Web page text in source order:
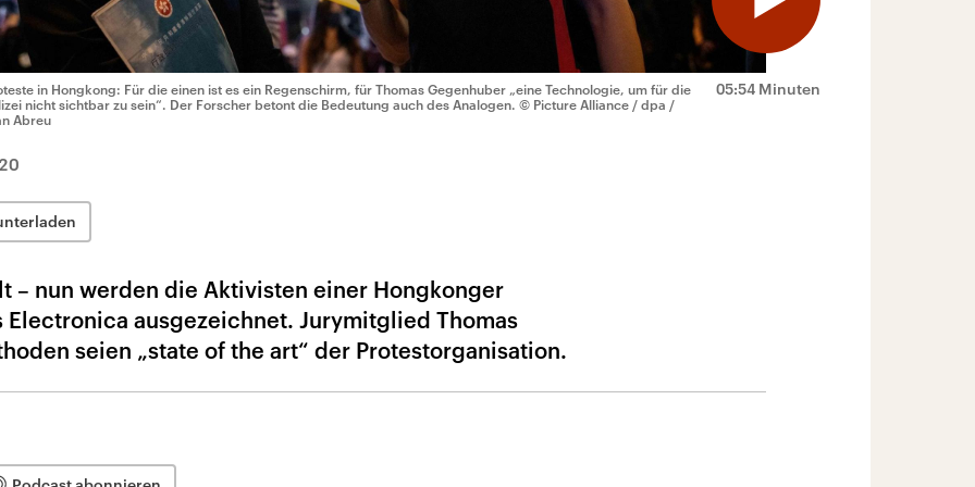
05:54 Minuten
in Hongkong: Für die einen ist es ein Regenschirm, für Thomas Gegenhuber „eine Technologie, um für die
nicht sichtbar zu sein“. Der Forscher betont die Bedeutung auch des Analogen. © Picture Alliance / dpa /
Abreu
– nun werden die Aktivisten einer Hongkonger
ausgezeichnet. Jurymitglied Thomas
seien „state of the art“ der Protestorganisation.